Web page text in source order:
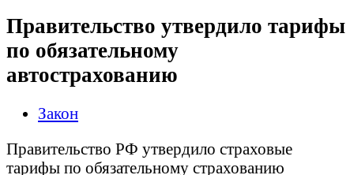
Правительство утвердило тарифы
по обязательному
автострахованию
Закон
Правительство РФ утвердило страховые
тарифы по обязательному страхованию